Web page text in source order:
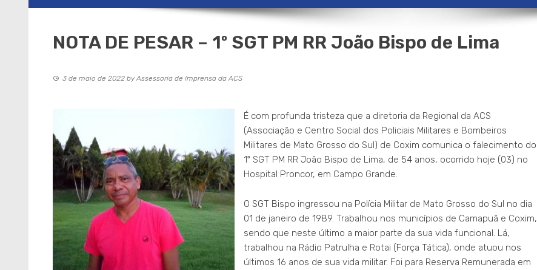
NOTA DE PESAR – 1º SGT PM RR João Bispo de Lima
3 de maio de 2022 byAssessoria de Imprensa da ACS
É com profunda tristeza que a diretoria da Regional da ACS
(Associação e Centro Social dos Policiais Militares e Bombeiros
Militares de Mato Grosso do Sul) de Coxim comunica o falecimento do
1º SGT PM RR João Bispo de Lima, de 54 anos, ocorrido hoje (03) no
Hospital Proncor, em Campo Grande.
O SGT Bispo ingressou na Polícia Militar de Mato Grosso do Sul no dia
01 de janeiro de 1989. Trabalhou nos municípios de Camapuã e Coxim,
sendo que neste último a maior parte da sua vida funcional. Lá,
trabalhou na Rádio Patrulha e Rotai (Força Tática), onde atuou nos
últimos 16 anos de sua vida militar. Foi para Reserva Remunerada em